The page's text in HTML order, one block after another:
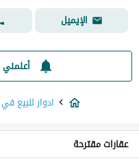
الإيميل
ادوار للبيع
عقارات مقترحة